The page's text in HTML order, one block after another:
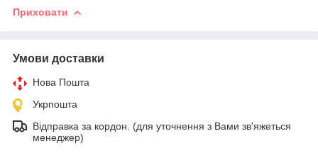
Приховати
Умови доставки
Нова Пошта
Укрпошта
Відправка за кордон. (для уточнення з Вами зв'яжеться
менеджер)